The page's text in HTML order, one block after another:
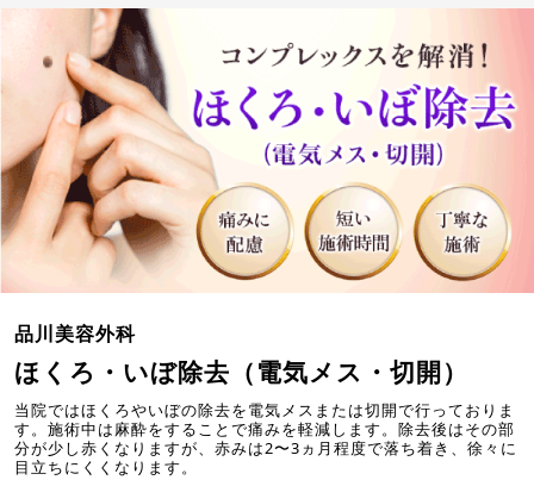
品川美容外科
ほくろ・いぼ除去（電気メス・切開）
当院ではほくろやいぼの除去を電気メスまたは切開で行っておりま
す。施術中は麻酔をすることで痛みを軽減します。除去後はその部
分が少し赤くなりますが、赤みは2〜3ヵ月程度で落ち着き、徐々に
目立ちにくくなります。